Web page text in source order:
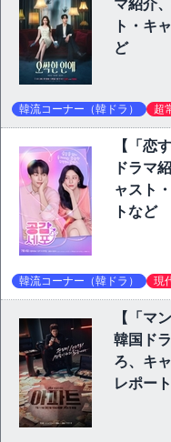
マ紹介
ト・キ
ど
韓流コーナー（韓ドラ） 超
【「恋
ドラマ
ャスト
トなど
韓流コーナー（韓ドラ） 現
【「マ
韓国ド
ろ、キ
レポー